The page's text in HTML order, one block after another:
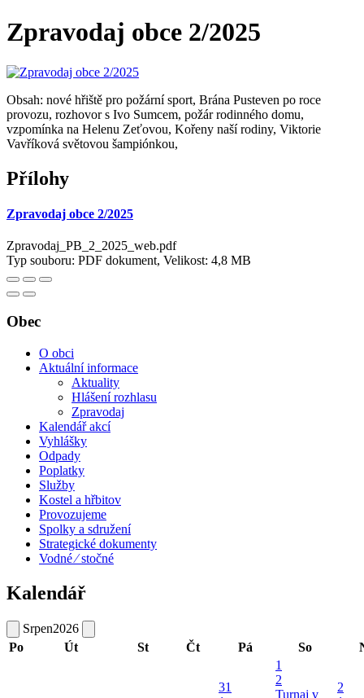
Zpravodaj obce 2/2025
Obsah: nové hřiště pro požární sport, Brána Pusteven po roce
provozu, rozhovor s Ivo Sumcem, požár rodinného domu,
vzpomínka na Helenu Zeťovou, Kořeny naší rodiny, Viktorie
Vavříková světovou šampiónkou,
Přílohy
Zpravodaj obce 2/2025
Zpravodaj_PB_2_2025_web.pdf
Typ souboru: PDF dokument, Velikost: 4,8 MB
Obec
O obci
Aktuální informace
Aktuality
Hlášení rozhlasu
Zpravodaj
Kalendář akcí
Vyhlášky
Odpady
Poplatky
Služby
Kostel a hřbitov
Provozujeme
Spolky a sdružení
Strategické dokumenty
Vodné ⁄ stočné
Kalendář
Srpen2026
Po
Út St Čt Pá So
31
1
2
Turnaj v
2